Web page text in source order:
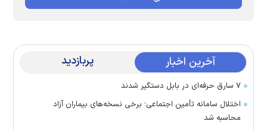
آخرین اخبار پربازدید
۷ سارق حرفه‌ای در بابل دستگیر شدند
اختلال سامانه تأمین اجتماعی؛ برخی نسخه‌های بیماران آزاد
محاسبه شد